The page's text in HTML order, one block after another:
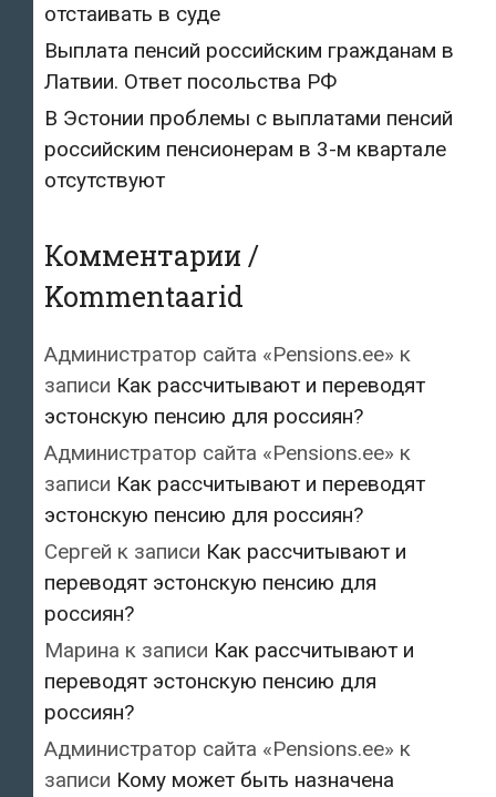
отстаивать в суде
Выплата пенсий российским гражданам в
Латвии. Ответ посольства РФ
В Эстонии проблемы с выплатами пенсий
российским пенсионерам в 3-м квартале
отсутствуют
Комментарии /
Kommentaarid
Администратор сайта «Pensions.ee» к
записи Как рассчитывают и переводят
эстонскую пенсию для россиян?
Администратор сайта «Pensions.ee» к
записи Как рассчитывают и переводят
эстонскую пенсию для россиян?
Сергей к записи Как рассчитывают и
переводят эстонскую пенсию для
россиян?
Марина к записи Как рассчитывают и
переводят эстонскую пенсию для
россиян?
Администратор сайта «Pensions.ee» к
записи Кому может быть назначена